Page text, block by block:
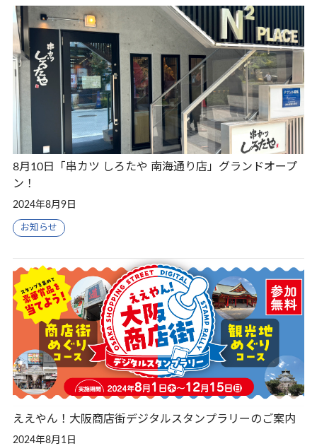
8月10日「串カツ しろたや 南海通り店」グランドオープ
ン！
2024年8月9日
お知らせ
ええやん！大阪商店街デジタルスタンプラリーのご案内
2024年8月1日